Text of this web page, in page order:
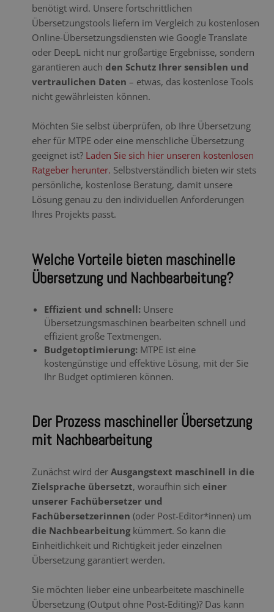
benötigt wird. Unsere fortschrittlichen
Übersetzungstools liefern im Vergleich zu kostenlosen
Online-Übersetzungsdiensten wie Google Translate
oder DeepL nicht nur großartige Ergebnisse, sondern
garantieren auch den Schutz Ihrer sensiblen und
vertraulichen Daten – etwas, das kostenlose Tools
nicht gewährleisten können.
Möchten Sie selbst überprüfen, ob Ihre Übersetzung
eher für MTPE oder eine menschliche Übersetzung
geeignet ist? Laden Sie sich hier unseren kostenlosen
Ratgeber herunter. Selbstverständlich bieten wir stets
persönliche, kostenlose Beratung, damit unsere
Lösung genau zu den individuellen Anforderungen
Ihres Projekts passt.
Welche Vorteile bieten maschinelle
Übersetzung und Nachbearbeitung?
Effizient und schnell: Unsere
Übersetzungsmaschinen bearbeiten schnell und
effizient große Textmengen.
Budgetoptimierung: MTPE ist eine
kostengünstige und effektive Lösung, mit der Sie
Ihr Budget optimieren können.
Der Prozess maschineller Übersetzung
mit Nachbearbeitung
Zunächst wird derAusgangstext maschinell in die
Zielsprache übersetzt, woraufhin sich einer
unserer Fachübersetzer und
Fachübersetzerinnen (oder Post-Editor*innen) um
die Nachbearbeitung kümmert. So kann die
Einheitlichkeit und Richtigkeit jeder einzelnen
Übersetzung garantiert werden.
Sie möchten lieber eine unbearbeitete maschinelle
Übersetzung (Output ohne Post-Editing)? Das kann